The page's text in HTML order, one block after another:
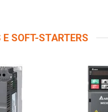
E SOFT-STARTERS